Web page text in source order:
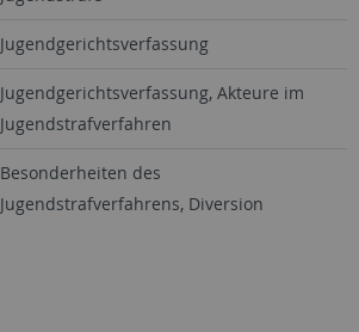
Jugendgerichtsverfassung
Jugendgerichtsverfassung, Akteure im
Jugendstrafverfahren
Besonderheiten des
Jugendstrafverfahrens, Diversion